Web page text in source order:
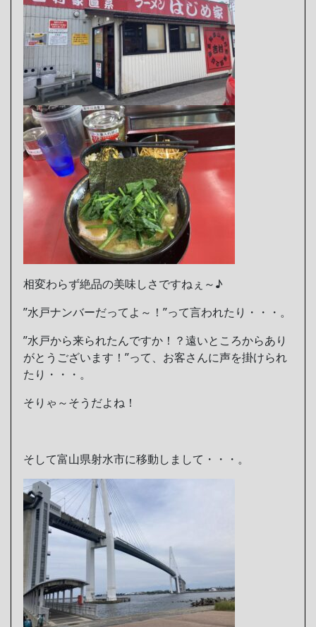
相変わらず絶品の美味しさですねぇ～♪
”水戸ナンバーだってよ～！”って言われたり・・・。
”水戸から来られたんですか！？遠いところからあり
がとうございます！”って、お客さんに声を掛けられ
たり・・・。
そりゃ～そうだよね！
そして富山県射水市に移動しまして・・・。